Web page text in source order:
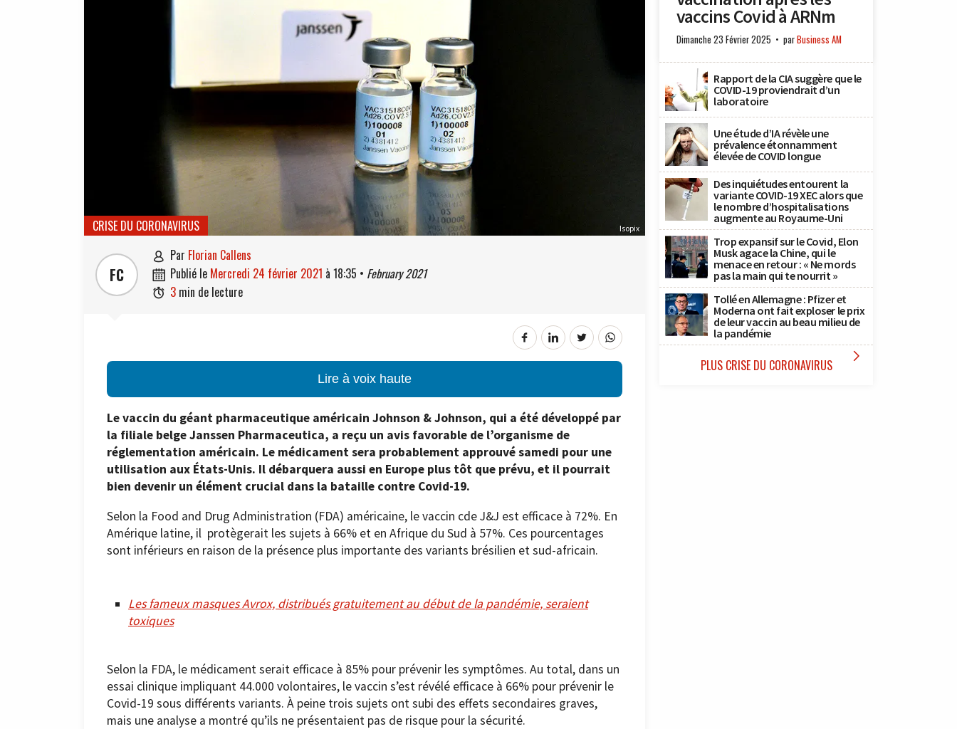
Isopix
CRISE DU CORONAVIRUS
FC
 par Florian Callens
 publié le mercredi 24 février 2021 à 18:35 • February 2021
 3 min de lecture
Lire à voix haute
Le vaccin du géant pharmaceutique américain Johnson & Johnson, qui a été développé par
la filiale belge Janssen Pharmaceutica, a reçu un avis favorable de l’organisme de
réglementation américain. Le médicament sera probablement approuvé samedi pour une
utilisation aux États-Unis. Il débarquera aussi en Europe plus tôt que prévu, et il pourrait
bien devenir un élément crucial dans la bataille contre Covid-19.
Selon la Food and Drug Administration (FDA) américaine, le vaccin cde J&J est efficace à 72%. En
Amérique latine, il protègerait les sujets à 66% et en Afrique du Sud à 57%. Ces pourcentages
sont inférieurs en raison de la présence plus importante des variants brésilien et sud-africain.
Les fameux masques Avrox, distribués gratuitement au début de la pandémie, seraient
toxiques
Selon la FDA, le médicament serait efficace à 85% pour prévenir les symptômes. Au total, dans un
essai clinique impliquant 44.000 volontaires, le vaccin s’est révélé efficace à 66% pour prévenir le
Covid-19 sous différents variants. À peine trois sujets ont subi des effets secondaires graves,
mais une analyse a montré qu’ils ne présentaient pas de risque pour la sécurité.
vaccins Covid à ARNm
Dimanche 23 Février 2025 parBusiness AM
Rapport de la CIA suggère que le
COVID-19 proviendrait d’un
laboratoire
Une étude d’IA révèle une
prévalence étonnamment
élevée de COVID longue
Des inquiétudes entourent la
variante COVID-19 XEC alors que
le nombre d’hospitalisations
augmente au Royaume-Uni
Trop expansif sur le Covid, Elon
Musk agace la Chine, qui le
menace en retour : « Ne mords
pas la main qui te nourrit »
Tollé en Allemagne : Pfizer et
Moderna ont fait exploser le prix
de leur vaccin au beau milieu de
la pandémie
PLUS CRISE DU CORONAVIRUS 